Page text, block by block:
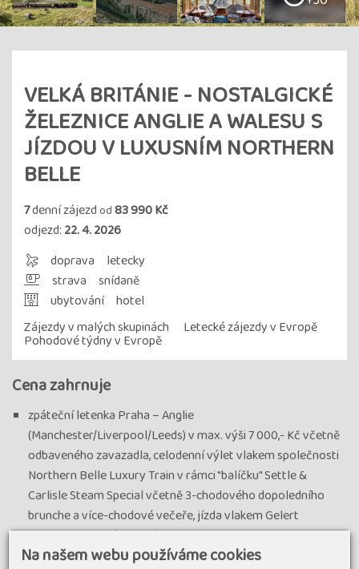
VELKÁ BRITÁNIE - NOSTALGICKÉ
ŽELEZNICE ANGLIE A WALESU S
JÍZDOU V LUXUSNÍM NORTHERN
BELLE
7denní zájezd od83 990 Kč
odjezd: 22. 4. 2026
doprava
letecky
strava
snídaně
ubytování hotel
Zájezdy v malých skupinách
Letecké zájezdy v Evropě
Pohodové týdny v Evropě
Cena zahrnuje
zpáteční letenka Praha – Anglie
(Manchester/Liverpool/Leeds) v max. výši 7 000,- Kč včetně
odbaveného zavazadla, celodenní výlet vlakem společnosti
Northern Belle Luxury Train v rámci "balíčku" Settle &
Carlisle Steam Special včetně 3-chodového dopoledního
brunche a více-chodové večeře, jízda vlakem Gelert
Explorer ve vagónu 1. třídy (dle dostupnosti Pullman nebo
Pullman Observation) po trase Caernarfon – Beddgelert a
Na našem webu používáme cookies